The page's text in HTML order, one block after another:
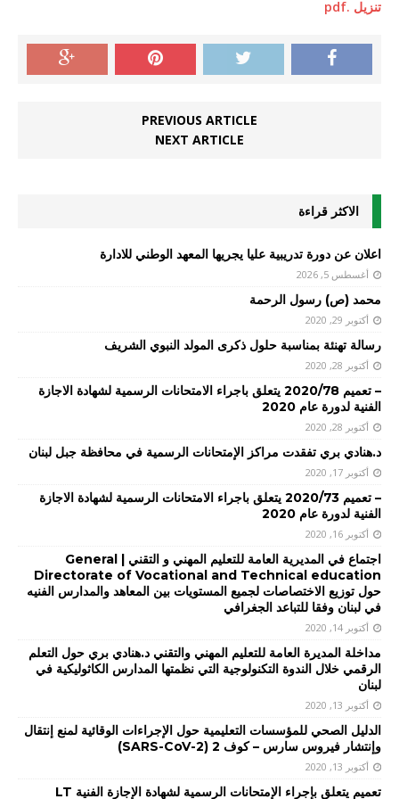
تنزيل .pdf
PREVIOUS ARTICLE
NEXT ARTICLE
الاكثر قراءة
اعلان عن دورة تدريبية عليا يجريها المعهد الوطني للادارة
أغسطس 5, 2026
محمد (ص) رسول الرحمة
أكتوبر 29, 2020
رسالة تهنئة بمناسبة حلول ذكرى المولد النبوي الشريف
أكتوبر 28, 2020
– تعميم 2020/78 يتعلق باجراء الامتحانات الرسمية لشهادة الاجازة
الفنية لدورة عام 2020
أكتوبر 28, 2020
د.هنادي بري تفقدت مراكز الإمتحانات الرسمية في محافظة جبل لبنان
أكتوبر 17, 2020
– تعميم 2020/73 يتعلق باجراء الامتحانات الرسمية لشهادة الاجازة
الفنية لدورة عام 2020
أكتوبر 16, 2020
اجتماع في المديرية العامة للتعليم المهني و التقني | General
Directorate of Vocational and Technical education
حول توزيع الاختصاصات لجميع المستويات بين المعاهد والمدارس الفنيه
في لبنان وفقا للتباعد الجغرافي
أكتوبر 14, 2020
مداخلة المديرة العامة للتعليم المهني والتقني د.هنادي بري حول التعلم
الرقمي خلال الندوة التكنولوجية التي نظمتها المدارس الكاثوليكية في
لبنان
أكتوبر 13, 2020
الدليل الصحي للمؤسسات التعليمية حول الإجراءات الوقائية لمنع إنتقال
وإنتشار فيروس سارس – كوف 2 (SARS-CoV-2)
أكتوبر 13, 2020
تعميم يتعلق بإجراء الإمتحانات الرسمية لشهادة الإجازة الفنية LT